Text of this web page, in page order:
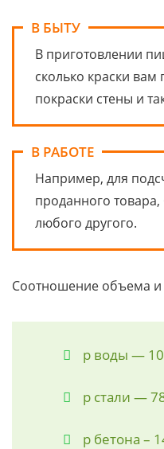
В БЫТУ
В приготовлении
сколько краски вам
покраски стены и
В РАБОТЕ
Например, для
проданного
любого другого.
Соотношение объема и
р воды —
р стали —
р бетона –